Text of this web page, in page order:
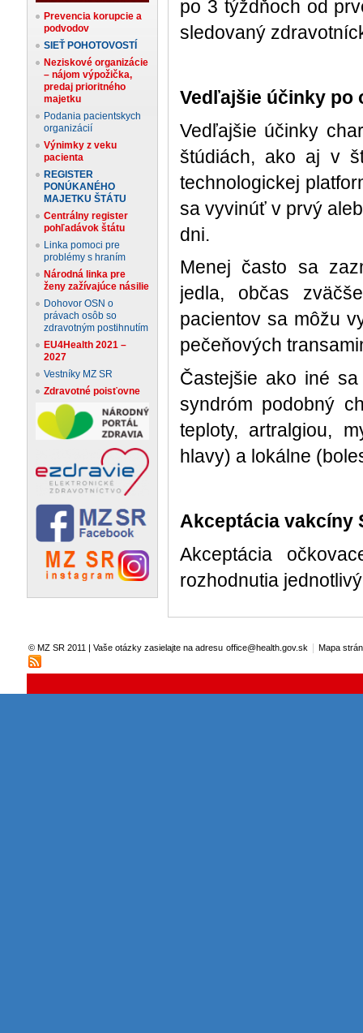
Prevencia korupcie a
podvodov
SIEŤ POHOTOVOSTÍ
Neziskové organizácie
– nájom výpožička,
predaj prioritného
majetku
Podania pacientskych
organizácií
Výnimky z veku
pacienta
REGISTER
PONÚKANÉHO
MAJETKU ŠTÁTU
Centrálny register
pohľadávok štátu
Linka pomoci pre
problémy s hraním
Národná linka pre
ženy zažívajúce násilie
Dohovor OSN o
právach osôb so
zdravotným postihnutím
EU4Health 2021 –
2027
Vestníky MZ SR
Zdravotné poisťovne
po 3 týždňoch od
sledovaný
Vedľajšie účinky po
Vedľajšie účinky
štúdiách, ako aj v
technologickej
sa vyvinúť v prvý
dni.
Menej často sa
jedla, občas
pacientov sa môžu
pečeňových
Častejšie ako iné
syndróm podobný
teploty, artralgiou,
hlavy) a lokálne
Akceptácia vakcíny
Akceptácia
rozhodnutia
© MZ SR 2011 | Vaše otázky zasielajte na adresu office@health.gov.sk | Mapa